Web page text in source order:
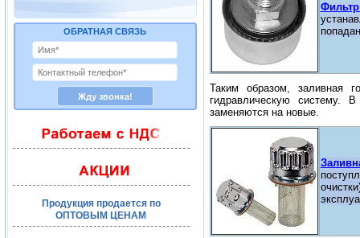
ОБРАТНАЯ СВЯЗЬ
Продукция продается по
ОПТОВЫМ ЦЕНАМ
Таким образом, заливная
гидравлическую систему.
заменяются на новые.